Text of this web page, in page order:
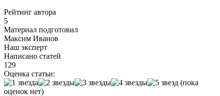
Рейтинг автора
5
Материал подготовил
Максим Иванов
Наш эксперт
Написано статей
129
Оценка статьи:
(пока
оценок нет)